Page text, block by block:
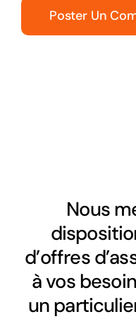
Nous
d’offres
à vos
un